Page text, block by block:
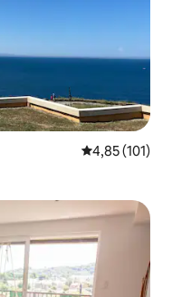
Note
4,85 (101)